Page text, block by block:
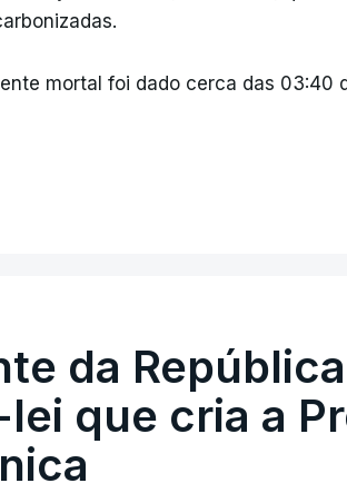
mortal foi dado cerca das 03:40
da
que cria a